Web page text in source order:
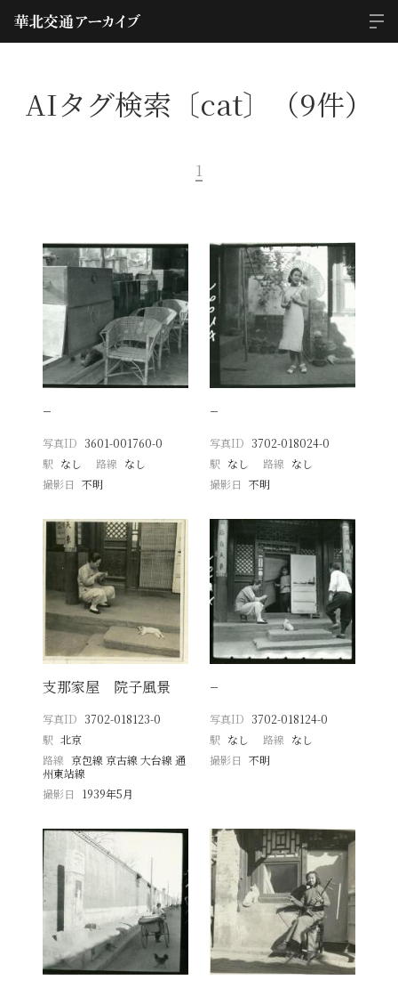
AIタグ検索〔cat〕（9件）
1
−
写真ID 3601-001760-0
駅 なし 路線 なし
撮影日
不明
−
写真ID 3702-018024-0
駅 なし 路線 なし
撮影日 不明
支那家屋 院子風景
写真ID 3702-018123-0
駅 北京
路線 京包線 京古線 大台線 通
州東站線
撮影日
1939年5月
−
写真ID 3702-018124-0
駅 なし 路線 なし
撮影日 不明